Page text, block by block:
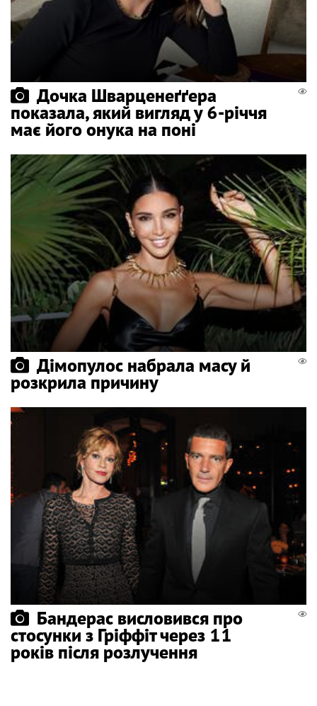
Дочка Шварценеґґера
показала, який вигляд у 6-річчя
має його онука на поні
Дімопулос набрала масу й
розкрила причину
Бандерас висловився про
стосунки з Гріффіт через 11
років після розлучення